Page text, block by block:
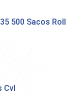
500 Sacos Roll
Cvl